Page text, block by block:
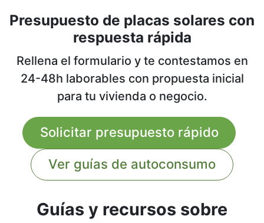
Presupuesto de placas solares con
respuesta rápida
Rellena el formulario y te contestamos en
24-48h laborables con propuesta inicial
para tu vivienda o negocio.
Solicitar presupuesto rápido
Ver guías de autoconsumo
Guías y recursos sobre